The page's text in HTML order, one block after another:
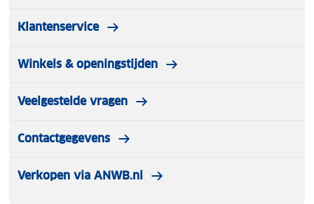
Klantenservice
Winkels & openingstijden
Veelgestelde vragen
Contactgegevens
Verkopen via ANWB.nl